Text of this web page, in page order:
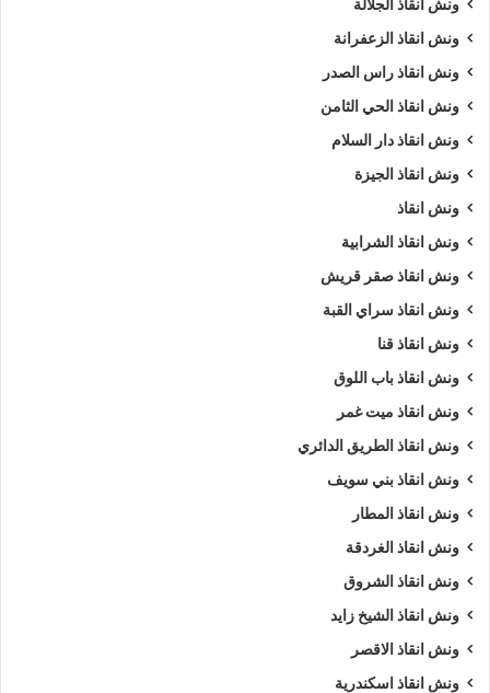
ونش انقاذ الجلالة
ونش انقاذ الزعفرانة
ونش انقاذ راس الصدر
ونش انقاذ الحي الثامن
ونش انقاذ دار السلام
ونش انقاذ الجيزة
ونش انقاذ
ونش انقاذ الشرابية
ونش انقاذ صقر قريش
ونش انقاذ سراي القبة
ونش انقاذ قنا
ونش انقاذ باب اللوق
ونش انقاذ ميت غمر
ونش انقاذ الطريق الدائري
ونش انقاذ بني سويف
ونش انقاذ المطار
ونش انقاذ الغردقة
ونش انقاذ الشروق
ونش انقاذ الشيخ زايد
ونش انقاذ الاقصر
ونش انقاذ اسكندرية